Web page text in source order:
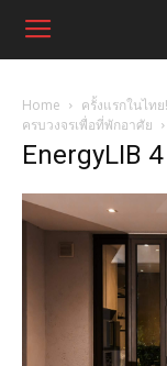
Home
ครั้งแรกในไท
ครบวงจรเพื่อที่พักอาศัย
EnergyLIB 4